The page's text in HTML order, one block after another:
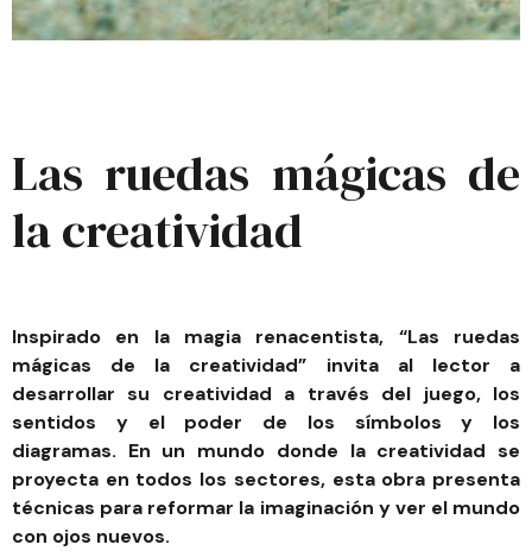
Las ruedas mágicas de
la creatividad
Inspirado en la magia renacentista, “Las ruedas
mágicas de la creatividad” invita al lector a
desarrollar su creatividad a través del juego, los
sentidos y el poder de los símbolos y los
diagramas. En un mundo donde la creatividad se
proyecta en todos los sectores, esta obra presenta
técnicas para reformar la imaginación y ver el mundo
con ojos nuevos.